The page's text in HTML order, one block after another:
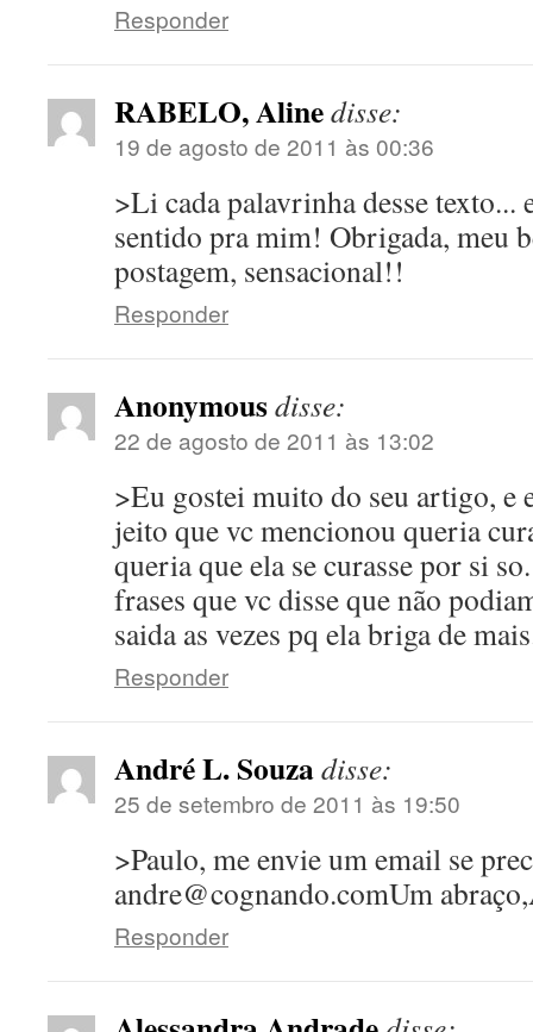
Responder
RABELO, Alinedisse:
19 de agosto de 2011 às 00:36
>Li cada palavrinha desse texto...
sentido pra mim! Obrigada, meu
postagem, sensacional!!
Responder
Anonymousdisse:
22 de agosto de 2011 às 13:02
>Eu gostei muito do seu artigo, e
jeito que vc mencionou queria
queria que ela se curasse por si
frases que vc disse que não
saida as vezes pq ela briga de
Responder
André L. Souzadisse:
25 de setembro de 2011 às 19:50
>Paulo, me envie um email se
andre@cognando.comUm
Responder